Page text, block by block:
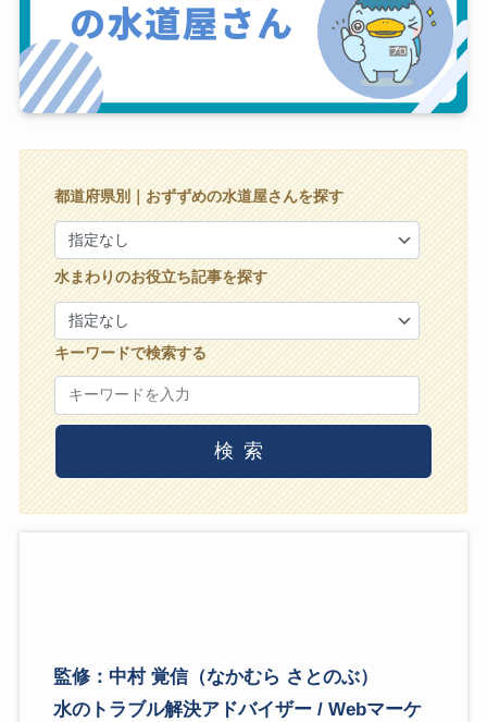
都道府県別｜おずずめの水道屋さんを探す
水まわりのお役立ち記事を探す
キーワードで検索する
検索
監修：中村 覚信（なかむら さとのぶ）
水のトラブル解決アドバイザー / Webマーケ